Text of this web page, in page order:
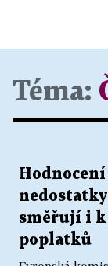
Téma:
Hodnocení
směřují i
poplatků